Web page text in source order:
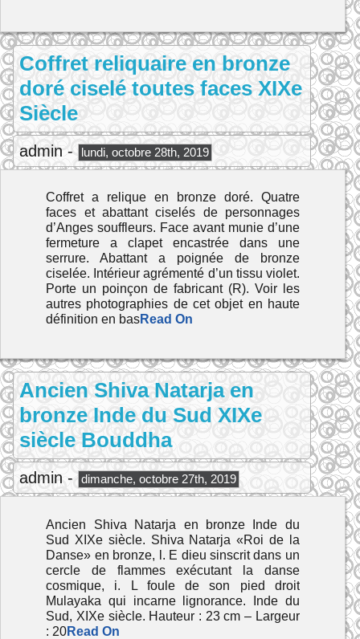
Coffret reliquaire en bronze
doré ciselé toutes faces XIXe
Siècle
admin - lundi, octobre 28th, 2019
Coffret a relique en bronze doré. Quatre
faces et abattant ciselés de personnages
d’Anges souffleurs. Face avant munie d’une
fermeture a clapet encastrée dans une
serrure. Abattant a poignée de bronze
ciselée. Intérieur agrémenté d’un tissu violet.
Porte un poinçon de fabricant (R). Voir les
autres photographies de cet objet en haute
définition en basRead On
Ancien Shiva Natarja en
bronze Inde du Sud XIXe
siècle Bouddha
admin - dimanche, octobre 27th, 2019
Ancien Shiva Natarja en bronze Inde du
Sud XIXe siècle. Shiva Natarja «Roi de la
Danse» en bronze, l. E dieu sinscrit dans un
cercle de flammes exécutant la danse
cosmique, i. L foule de son pied droit
Mulayaka qui incarne lignorance. Inde du
Sud, XIXe siècle. Hauteur : 23 cm – Largeur
: 20Read On